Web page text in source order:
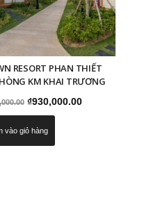
RESORT PHAN THIẾT
KM KHAI TRƯƠNG
Giá
gốc
là:
₫930,000.00Giá
vào giỏ hàng